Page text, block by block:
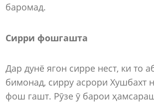
баромад.
Сирри фошгашта
Дар дунё ягон сирре нест, ки то
бимонад, сирру асрори Хушбахт
фош гашт. Рӯзе ӯ барои